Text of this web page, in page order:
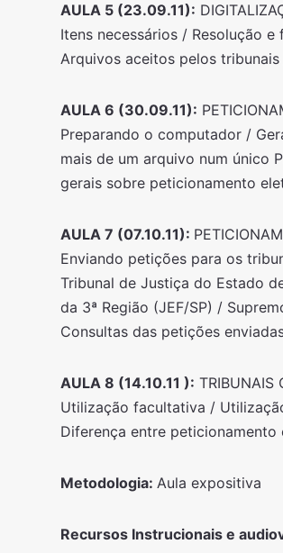
AULA 5 (23.09.11):
Itens necessários / Resolução
Arquivos aceitos pelos
AULA 6 (30.09.11):
Preparando o computador /
mais de um arquivo num único
gerais sobre peticionamento
AULA 7 (07.10.11):
Enviando petições para os
Tribunal de Justiça do Estado
da 3ª Região (JEF/SP) /
Consultas das petições
AULA 8 (14.10.11 ): TRIBUNAIS
Utilização facultativa /
Diferença entre
Metodologia:Aula expositiva
Recursos Instrucionais e